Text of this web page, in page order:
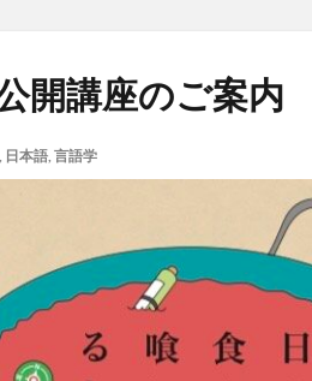
開講座のご案内
, 日本語, 言語学